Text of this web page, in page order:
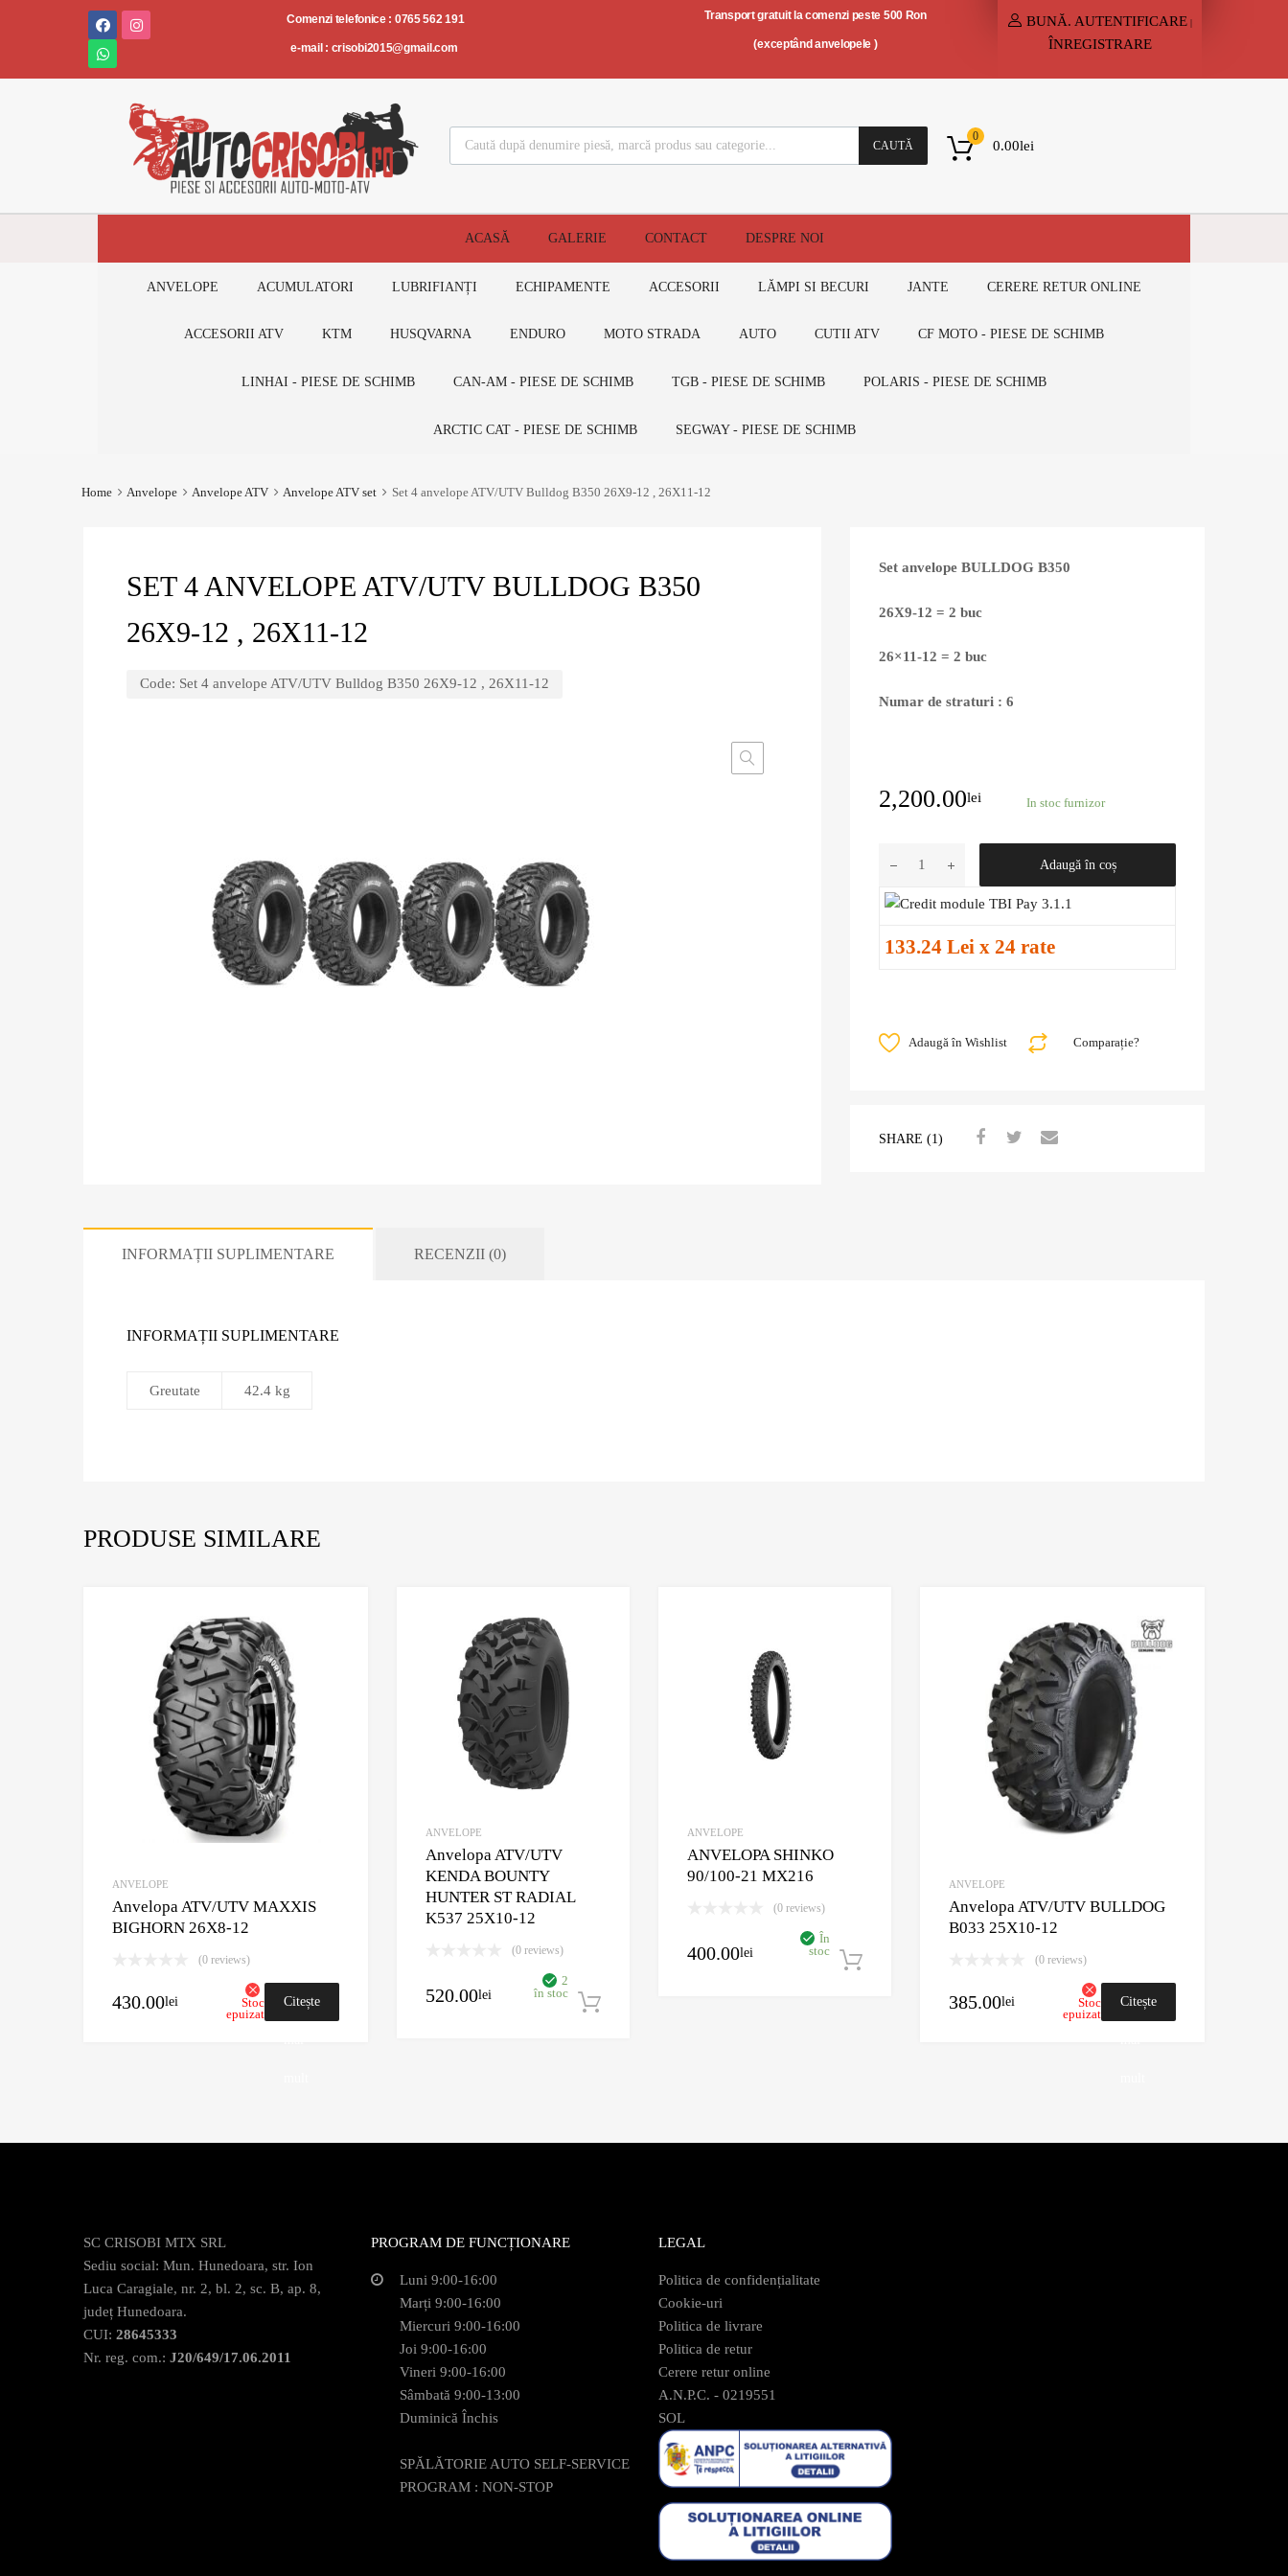
AUTO-
Comenzi telefonice : 0765 562 191
e-mail : crisobi2015@gmail.com
Transport gratuit la comenzi peste 500 Ron
(exceptând anvelopele )
BUNĂ. AUTENTIFICARE |
ÎNREGISTRARE
CAUTĂ 0.00lei
0
ACASĂ GALERIE CONTACT DESPRE NOI
ANVELOPE ACUMULATORI LUBRIFIANȚI ECHIPAMENTE ACCESORII LĂMPI SI BECURI JANTE CERERE RETUR ONLINE
ACCESORII ATV KTM HUSQVARNA ENDURO MOTO STRADA AUTO CUTII ATV CF MOTO - PIESE DE SCHIMB
LINHAI - PIESE DE SCHIMB CAN-AM - PIESE DE SCHIMB TGB - PIESE DE SCHIMB POLARIS - PIESE DE SCHIMB
ARCTIC CAT - PIESE DE SCHIMB SEGWAY - PIESE DE SCHIMB
Home Anvelope Anvelope ATV Anvelope ATV set Set 4 anvelope ATV/UTV Bulldog B350 26X9-12 , 26X11-12
SET 4 ANVELOPE ATV/UTV BULLDOG B350
26X9-12 , 26X11-12
Code: Set 4 anvelope ATV/UTV Bulldog B350 26X9-12 , 26X11-12
Set anvelope BULLDOG B350
26X9-12 = 2 buc
26×11-12 = 2 buc
Numar de straturi : 6
2,200.00lei In stoc furnizor
Adaugă în coș
133.24 Lei x 24 rate
Comparație?
Adaugă în Wishlist
SHARE (1)
INFORMAȚII SUPLIMENTARE RECENZII (0)
INFORMAȚII SUPLIMENTARE
Greutate 42.4 kg
PRODUSE SIMILARE
ANVELOPE
Anvelopa ATV/UTV MAXXIS
BIGHORN 26X8-12
(0 reviews)
430.00lei
Stoc
epuizat
Citește
ANVELOPE
Anvelopa ATV/UTV
KENDA BOUNTY
HUNTER ST RADIAL
K537 25X10-12
(0 reviews)
520.00lei
2
în stoc
ANVELOPE
ANVELOPA SHINKO
90/100-21 MX216
(0 reviews)
400.00lei
În
stoc
ANVELOPE
Anvelopa ATV/UTV BULLDOG
B033 25X10-12
(0 reviews)
385.00lei
Stoc
epuizat
Citește
SC CRISOBI MTX SRL
Sediu social: Mun. Hunedoara, str. Ion
Luca Caragiale, nr. 2, bl. 2, sc. B, ap. 8,
județ Hunedoara.
CUI: 28645333
Nr. reg. com.: J20/649/17.06.2011
PROGRAM DE FUNCȚIONARE
Luni 9:00-16:00
Marți 9:00-16:00
Miercuri 9:00-16:00
Joi 9:00-16:00
Vineri 9:00-16:00
Sâmbată 9:00-13:00
Duminică Închis
SPĂLĂTORIE AUTO SELF-SERVICE
PROGRAM : NON-STOP
LEGAL
Politica de confidențialitate
Cookie-uri
Politica de livrare
Politica de retur
Cerere retur online
A.N.P.C. - 0219551
SOL